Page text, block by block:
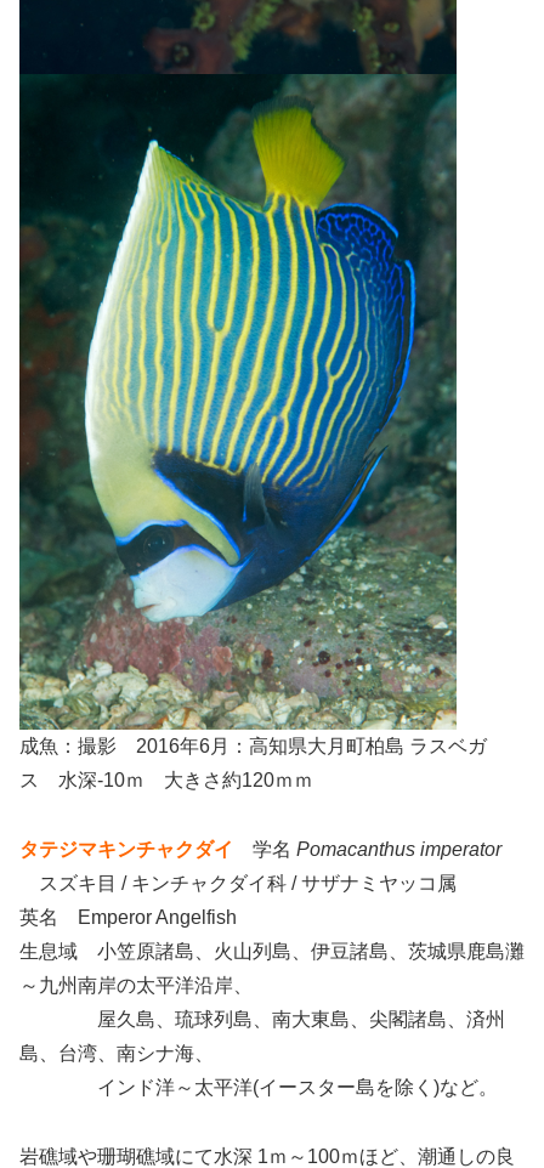
成魚：撮影 2016年6月：高知県大月町柏島 ラスベガ
ス 水深-10ｍ 大きさ約120ｍｍ
タテジマキンチャクダイ 学名 Pomacanthus imperator
スズキ目 / キンチャクダイ科 / サザナミヤッコ属
英名 Emperor Angelfish
生息域 小笠原諸島、火山列島、伊豆諸島、茨城県鹿島灘
～九州南岸の太平洋沿岸、
屋久島、琉球列島、南大東島、尖閣諸島、済州
島、台湾、南シナ海、
インド洋～太平洋(イースター島を除く)など。
岩礁域や珊瑚礁域にて水深 1ｍ～100ｍほど、潮通しの良